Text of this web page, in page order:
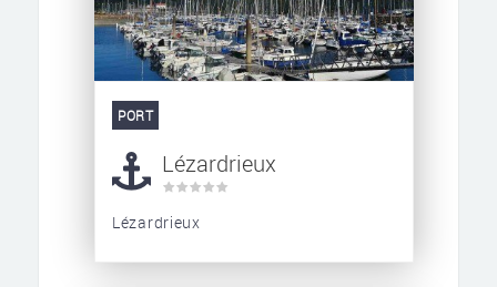
PORT
Lézardrieux
Lézardrieux